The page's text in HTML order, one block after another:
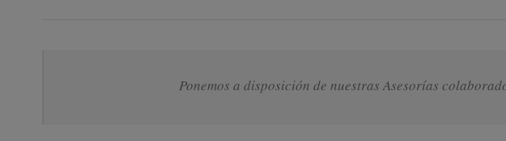
Ponemos a disposición de nuestras Asesorías